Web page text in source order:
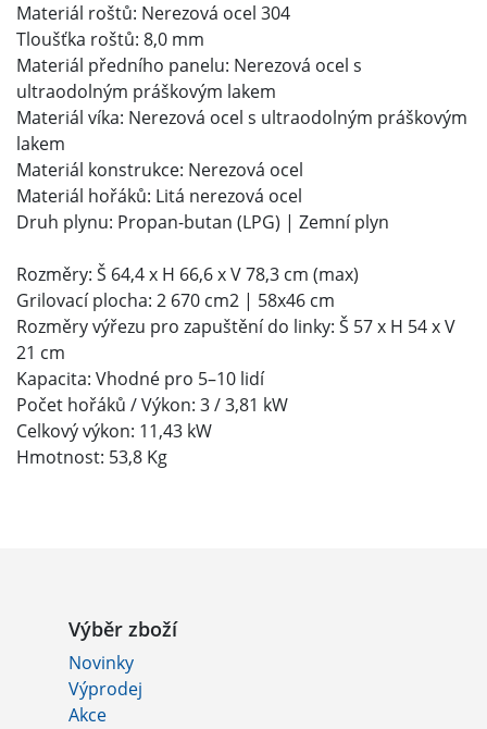
Materiál roštů: Nerezová ocel 304
Tloušťka roštů: 8,0 mm
Materiál předního panelu: Nerezová ocel s
ultraodolným práškovým lakem
Materiál víka: Nerezová ocel s ultraodolným práškovým
lakem
Materiál konstrukce: Nerezová ocel
Materiál hořáků: Litá nerezová ocel
Druh plynu: Propan-butan (LPG) | Zemní plyn
Rozměry: Š 64,4 x H 66,6 x V 78,3 cm (max)
Grilovací plocha: 2 670 cm2 | 58x46 cm
Rozměry výřezu pro zapuštění do linky: Š 57 x H 54 x V
21 cm
Kapacita: Vhodné pro 5–10 lidí
Počet hořáků / Výkon: 3 / 3,81 kW
Celkový výkon: 11,43 kW
Hmotnost: 53,8 Kg
Výběr zboží
Novinky
Výprodej
Akce